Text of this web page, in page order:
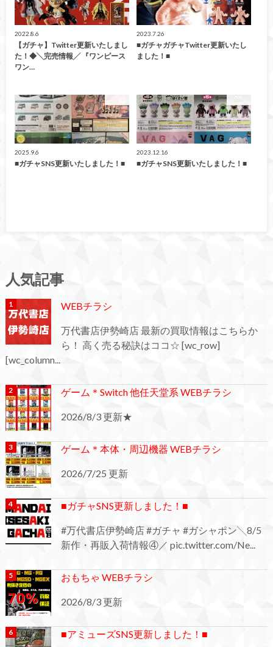
2022.8.6
【ガチャ】Twitter更新いたしまし
た！◆╲完売情報╱ 『ワンピース
ワン…
2023.7.26
■ガチャガチャTwitter更新いたし
ました！■
2025.9.6
■ガチャSNS更新いたしました！■
2023.12.16
■ガチャSNS更新いたしました！■
人気記事
WEBチラシ
万代書店伊勢崎店 最新の買取情報はこちらか
ら！ 高く売る秘訣はココ☆ [wc_row]
[wc_column...
ゲーム＊Switch 他任天堂系 WEBチラシ
2026/8/3 更新★
ゲーム＊本体・周辺機器 WEBチラシ
2026/7/25 更新
■ガチャSNS更新しました！■
#万代書店伊勢崎店 #ガチャ #ガシャポン╲8/5
新作・再販入荷情報④／ pic.twitter.com/Ne...
おもちゃ WEBチラシ
2026/8/3 更新
■アミューズSNS更新しました！■